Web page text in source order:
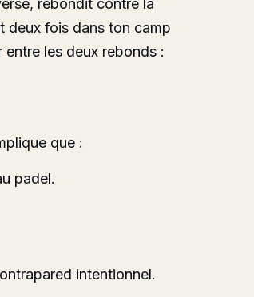
rebondit contre la
deux fois dans ton camp
les deux rebonds :
que :
padel.
intentionnel.